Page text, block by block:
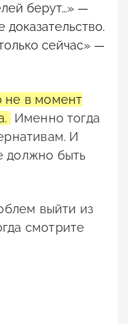
берут…» —
доказательство.
сейчас» —
не в момент
Именно тогда
И
должно быть
выйти из
смотрите